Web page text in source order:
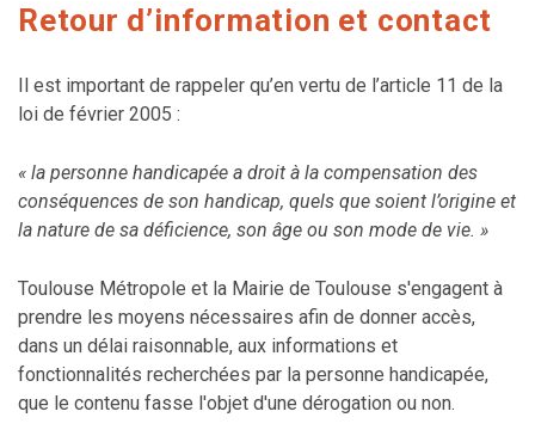
Retour d’information et contact
Il est important de rappeler qu’en vertu de l’article 11 de la
loi de février 2005 :
« la personne handicapée a droit à la compensation des
conséquences de son handicap, quels que soient l’origine et
la nature de sa déficience, son âge ou son mode de vie. »
Toulouse Métropole et la Mairie de Toulouse s'engagent à
prendre les moyens nécessaires afin de donner accès,
dans un délai raisonnable, aux informations et
fonctionnalités recherchées par la personne handicapée,
que le contenu fasse l'objet d'une dérogation ou non.